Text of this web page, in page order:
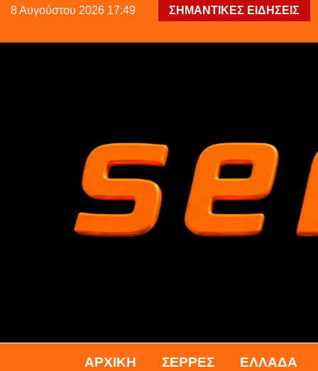
8 Αυγούστου 2026 17:49 ΣΗΜΑΝΤΙΚΕΣ ΕΙΔΗΣΕΙΣ
ΑΡΧΙΚΉ ΣΕΡΡΕΣ ΕΛΛΑΔΑ